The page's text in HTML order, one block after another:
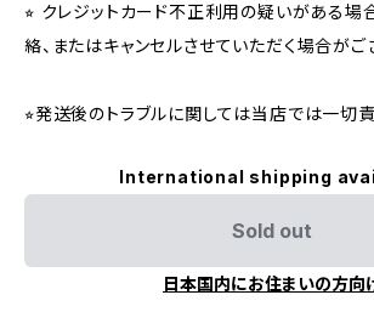
⭐︎ クレジットカード不正利用の疑いがある場
絡、またはキャンセルさせていただく場合がご
⭐︎発送後のトラブルに関しては当店では一切
International shipping
Sold out
日本国内にお住まいの方向